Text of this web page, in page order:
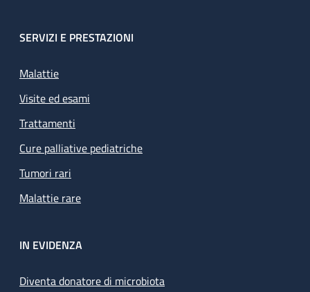
SERVIZI E PRESTAZIONI
Malattie
Visite ed esami
Trattamenti
Cure palliative pediatriche
Tumori rari
Malattie rare
IN EVIDENZA
Diventa donatore di microbiota